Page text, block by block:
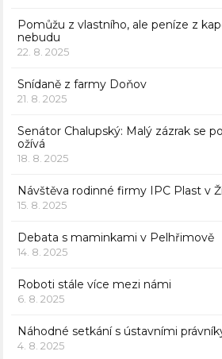
Pomůžu z vlastního, ale peníze z
nebudu
22. 8. 2025
Snídaně z farmy Doňov
21. 8. 2025
Senátor Chalupský: Malý zázrak se
ožívá
18. 8. 2025
Návštěva rodinné firmy IPC Plast v
15. 8. 2025
Debata s maminkami v Pelhřimově
14. 8. 2025
Roboti stále více mezi námi
6. 8. 2025
Náhodné setkání s ústavními
4. 8. 2025